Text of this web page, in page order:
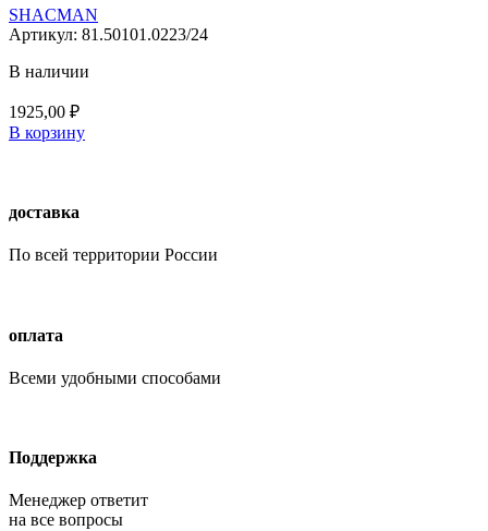
SHACMAN
Артикул: 81.50101.0223/24
В наличии
1925,00 ₽
В корзину
доставка
По всей территории России
оплата
Всеми удобными способами
Поддержка
Менеджер ответит
на все вопросы